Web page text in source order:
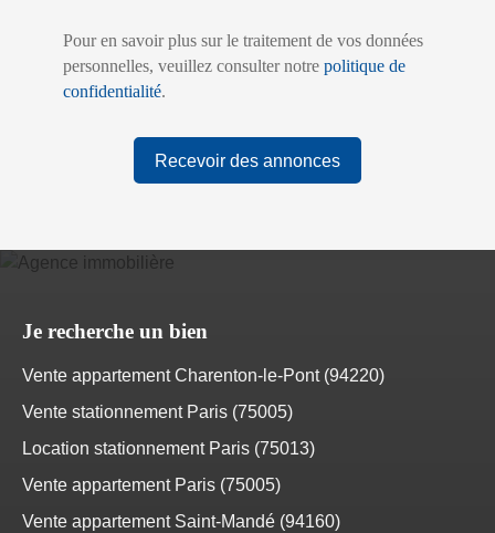
Pour en savoir plus sur le traitement de vos données
personnelles, veuillez consulter notre politique de
confidentialité.
Recevoir des annonces
Je recherche un bien
Vente appartement Charenton-le-Pont (94220)
Vente stationnement Paris (75005)
Location stationnement Paris (75013)
Vente appartement Paris (75005)
Vente appartement Saint-Mandé (94160)